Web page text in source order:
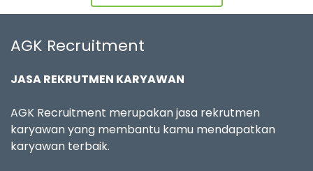
AGK Recruitment
JASA REKRUTMEN KARYAWAN
AGK Recruitment merupakan jasa rekrutmen
karyawan yang membantu kamu mendapatkan
karyawan terbaik.